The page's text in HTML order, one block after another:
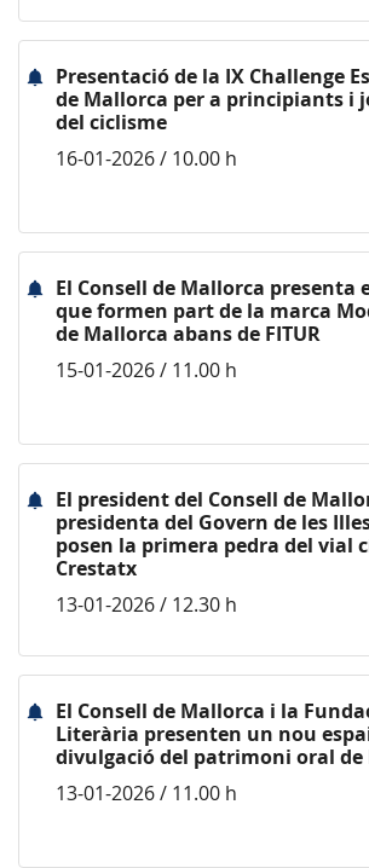
Presentació de la IX Challenge
de Mallorca per a principiants i
del ciclisme
16-01-2026 / 10.00 h
El Consell de Mallorca presenta
que formen part de la marca
de Mallorca abans de FITUR
15-01-2026 / 11.00 h
El president del Consell de
presidenta del Govern de les
posen la primera pedra del vial
Crestatx
13-01-2026 / 12.30 h
El Consell de Mallorca i la
Literària presenten un nou
divulgació del patrimoni oral de
13-01-2026 / 11.00 h